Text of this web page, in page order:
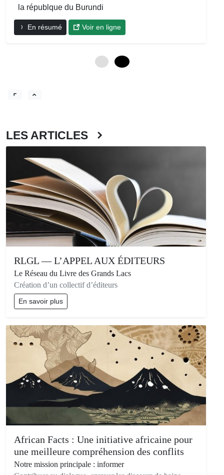
la républque du Burundi
En résumé Voir en ligne
LES ARTICLES
RLGL — L’APPEL AUX ÉDITEURS
Le Réseau du Livre des Grands Lacs
Création d’un collectif d’éditeurs
En savoir plus
African Facts : Une initiative africaine pour
une meilleure compréhension des conflits
Notre mission principale : informer